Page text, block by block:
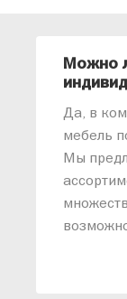
Можно
Да, в
мебель
Мы